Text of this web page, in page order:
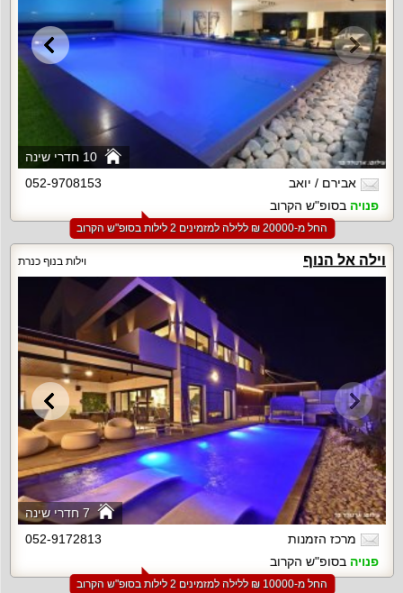
10 חדרי שינה
אבירם / יואב
052-9708153
פנויה בסופ"ש הקרוב
החל מ-‏20000 ₪ ללילה למזמינים 2 לילות בסופ"ש הקרוב
וילה אל הנוף וילות בנוף כנרת
7 חדרי שינה
מרכז הזמנות
052-9172813
פנויה בסופ"ש הקרוב
החל מ-‏10000 ₪ ללילה למזמינים 2 לילות בסופ"ש הקרוב